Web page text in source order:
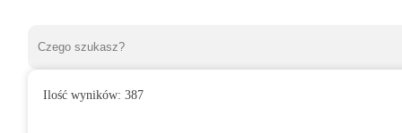
Ilość wyników:387